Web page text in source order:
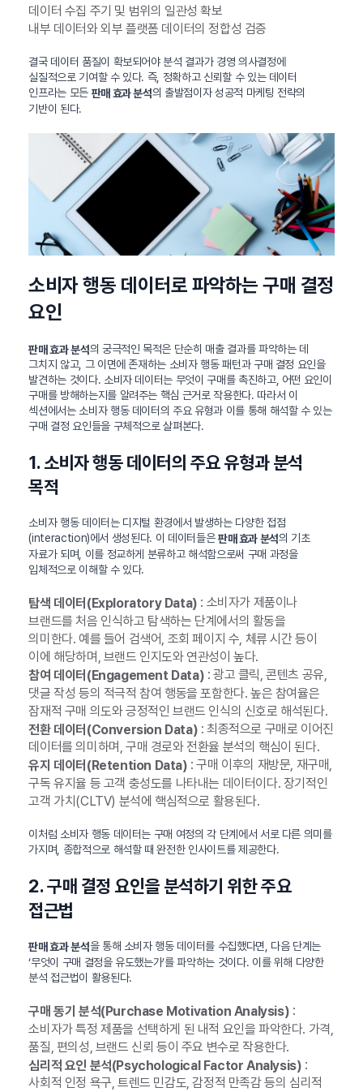
데이터 수집 주기 및 범위의 일관성 확보
내부 데이터와 외부 플랫폼 데이터의 정합성 검증
결국 데이터 품질이 확보되어야 분석 결과가 경영 의사결정에
실질적으로 기여할 수 있다. 즉, 정확하고 신뢰할 수 있는 데이터
인프라는 모든 판매 효과 분석의 출발점이자 성공적 마케팅 전략의
기반이 된다.
소비자 행동 데이터로 파악하는 구매 결정
요인
판매 효과 분석의 궁극적인 목적은 단순히 매출 결과를 파악하는 데
그치지 않고, 그 이면에 존재하는 소비자 행동 패턴과 구매 결정 요인을
발견하는 것이다. 소비자 데이터는 무엇이 구매를 촉진하고, 어떤 요인이
구매를 방해하는지를 알려주는 핵심 근거로 작용한다. 따라서 이
섹션에서는 소비자 행동 데이터의 주요 유형과 이를 통해 해석할 수 있는
구매 결정 요인들을 구체적으로 살펴본다.
1. 소비자 행동 데이터의 주요 유형과 분석
목적
소비자 행동 데이터는 디지털 환경에서 발생하는 다양한 접점
(interaction)에서 생성된다. 이 데이터들은판매 효과 분석의 기초
자료가 되며, 이를 정교하게 분류하고 해석함으로써 구매 과정을
입체적으로 이해할 수 있다.
탐색 데이터(Exploratory Data) : 소비자가 제품이나
브랜드를 처음 인식하고 탐색하는 단계에서의 활동을
의미한다. 예를 들어 검색어, 조회 페이지 수, 체류 시간 등이
이에 해당하며, 브랜드 인지도와 연관성이 높다.
참여 데이터(Engagement Data) : 광고 클릭, 콘텐츠 공유,
댓글 작성 등의 적극적 참여 행동을 포함한다. 높은 참여율은
잠재적 구매 의도와 긍정적인 브랜드 인식의 신호로 해석된다.
전환 데이터(Conversion Data) : 최종적으로 구매로 이어진
데이터를 의미하며, 구매 경로와 전환율 분석의 핵심이 된다.
유지 데이터(Retention Data) : 구매 이후의 재방문, 재구매,
구독 유지율 등 고객 충성도를 나타내는 데이터이다. 장기적인
고객 가치(CLTV) 분석에 핵심적으로 활용된다.
이처럼 소비자 행동 데이터는 구매 여정의 각 단계에서 서로 다른 의미를
가지며, 종합적으로 해석할 때 완전한 인사이트를 제공한다.
2. 구매 결정 요인을 분석하기 위한 주요
접근법
판매 효과 분석을 통해 소비자 행동 데이터를 수집했다면, 다음 단계는
‘무엇이 구매 결정을 유도했는가’를 파악하는 것이다. 이를 위해 다양한
분석 접근법이 활용된다.
구매 동기 분석(Purchase Motivation Analysis) :
소비자가 특정 제품을 선택하게 된 내적 요인을 파악한다. 가격,
품질, 편의성, 브랜드 신뢰 등이 주요 변수로 작용한다.
심리적 요인 분석(Psychological Factor Analysis) :
사회적 인정 욕구, 트렌드 민감도, 감정적 만족감 등의 심리적